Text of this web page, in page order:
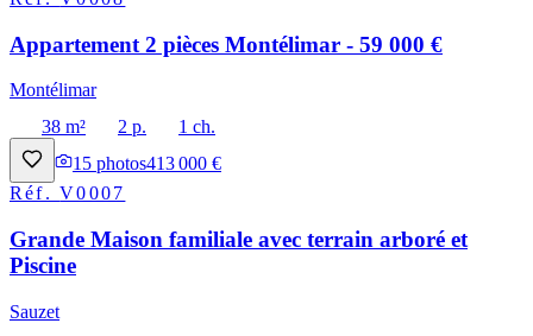
Appartement 2 pièces Montélimar - 59 000 €
Montélimar
38 m²
2 p.
1 ch.
15 photos413 000 €
Réf.V0007
Grande Maison familiale avec terrain arboré et
Piscine
Sauzet